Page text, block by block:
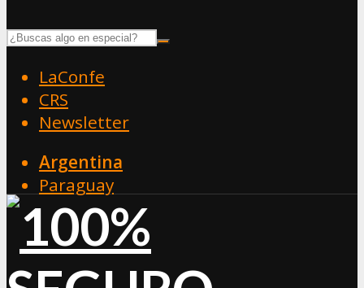
LaConfe
CRS
Newsletter
Argentina
Paraguay